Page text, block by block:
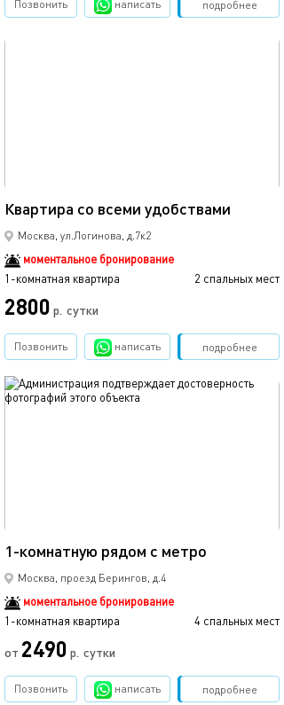
подробнее
Позвонить написать Забронировать
Квартира со всеми удобствами
Москва, ул.Логинова, д.7к2
моментальное бронирование
1-комнатная квартира
2 спальных мест
2800 р. сутки
подробнее
Позвонить написать Забронировать
1-комнатную рядом с метро
Москва, проезд Берингов, д.4
моментальное бронирование
1-комнатная квартира
4 спальных мест
от 2490 р. сутки
обновлено 12.02.2025
подробнее
Позвонить написать Забронировать